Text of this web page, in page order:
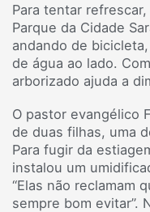
Para tentar
Parque da Cidade
andando de
de água ao lado.
arborizado ajuda a
O pastor evangélico
de duas filhas, uma
Para fugir da
instalou um
“Elas não reclamam
sempre bom evitar”.